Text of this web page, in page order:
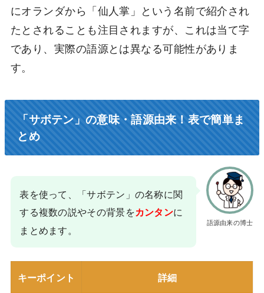
にオランダから「仙人掌」という名前で紹介され
たとされることも注目されますが、これは当て字
であり、実際の語源とは異なる可能性がありま
す。
「サボテン」の意味・語源由来！表で簡単ま
とめ
語源由来の博士
表を使って、「サボテン」の名称に関
する複数の説やその背景をカンタンに
まとめます。
キーポイント 詳細